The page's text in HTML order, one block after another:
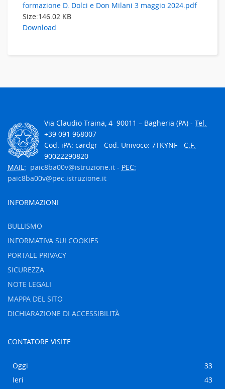
formazione D. Dolci e Don Milani 3 maggio 2024.pdf
Size:146.02 KB
Download
Via Claudio Traina, 4 90011 – Bagheria (PA) - Tel.
+39 091 968007
Cod. iPA: cardgr - Cod. Univoco: 7TKYNF - C.F.
90022290820
MAIL: paic8ba00v@istruzione.it - PEC:
paic8ba00v@pec.istruzione.it
INFORMAZIONI
BULLISMO
INFORMATIVA SUI COOKIES
PORTALE PRIVACY
SICUREZZA
NOTE LEGALI
MAPPA DEL SITO
DICHIARAZIONE DI ACCESSIBILITÀ
CONTATORE VISITE
Oggi
33
Ieri
43